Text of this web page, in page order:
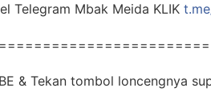
Telegram Mbak Meida KLIK
& Tekan tombol loncengnya